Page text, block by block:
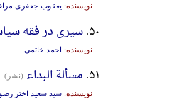
نویسنده: یعقوب جعفری
۵۰. سیری در فقه
نویسنده: احمد خاتمی
۵۱. مسألة البداء (نشر)
نویسنده: سید سعید اختر